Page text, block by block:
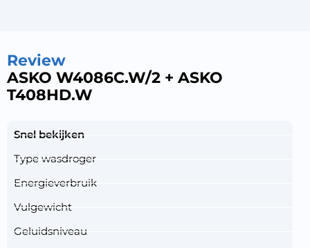
Review
ASKO W4086C.W/2 + ASKO
T408HD.W
Snel bekijken
Type wasdroger
Energieverbruik
Vulgewicht
Geluidsniveau